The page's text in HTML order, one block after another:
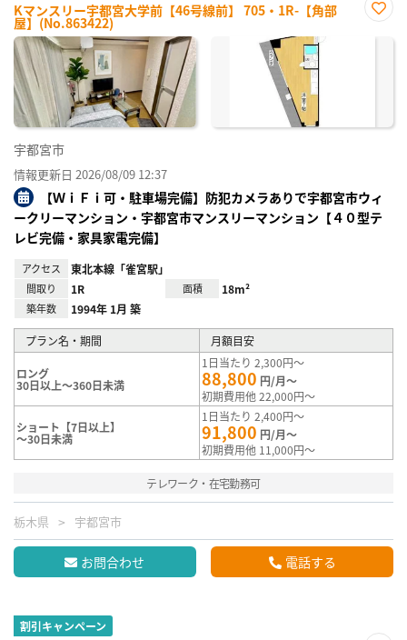
Kマンスリー宇都宮大学前【46号線前】 705・1R-【角部
屋】(No.863422)
に入
宇都宮市
情報更新日 2026/08/09 12:37
【ＷｉＦｉ可・駐車場完備】防犯カメラありで宇都宮市ウィ
ークリーマンション・宇都宮市マンスリーマンション【４０型テ
レビ完備・家具家電完備】
アクセス 東北本線「雀宮駅」
間取り 1R 面積 18m²
築年数 1994年 1月 築
プラン名・期間 月額目安
ロング
30日以上～360日未満
1日当たり 2,300円～
88,800 円/月～
初期費用他 22,000円～
ショート【7日以上】
～30日未満
1日当たり 2,400円～
91,800 円/月～
初期費用他 11,000円～
テレワーク・在宅勤務可
栃木県 宇都宮市
お問合わせ 電話する
割引キャンペーン